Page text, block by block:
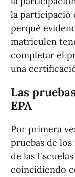
la participació
perquè
matriculen
completar el
una
Las
EPA
Por primera
pruebas de los
de las
coincidiendo